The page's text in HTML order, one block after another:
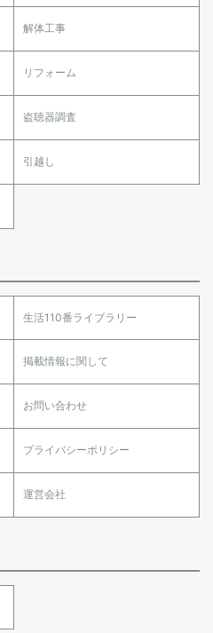
解体工事
リフォーム
盗聴器調査
引越し
生活110番ライブラリー
掲載情報に関して
お問い合わせ
プライバシーポリシー
運営会社